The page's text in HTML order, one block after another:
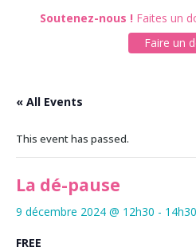
« All Events
This event has passed.
La dé-pause
9 décembre 2024 @ 12h30 - 14h30
FREE
Soutenez-nous ! Faites un
Faire un